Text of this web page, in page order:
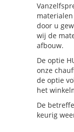
door u
wij de
afbouw.
De optie
onze
de optie
het
De
keurig